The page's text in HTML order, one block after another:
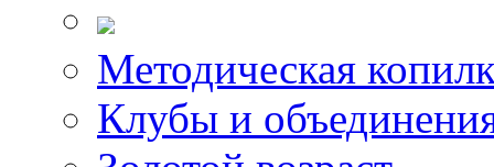
Методическая
Клубы и